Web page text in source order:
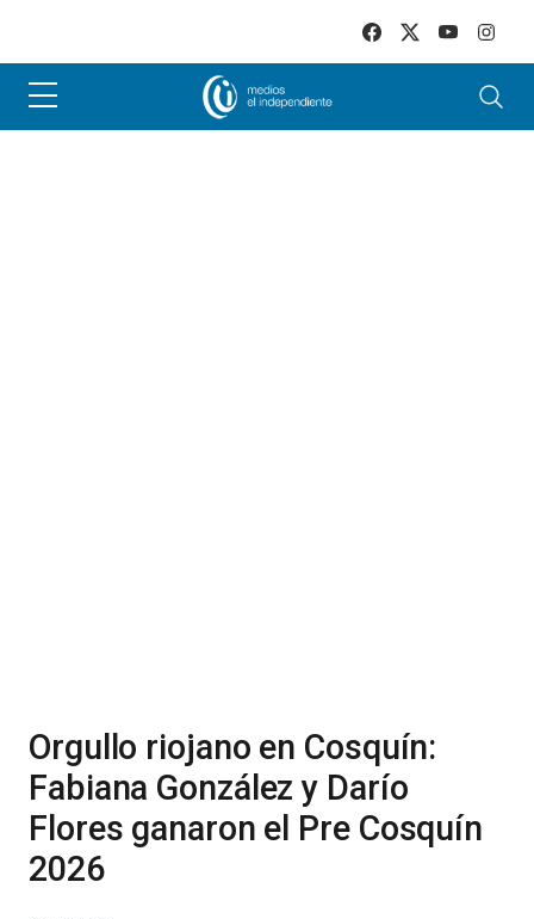
Orgullo riojano en Cosquín:
Fabiana González y Darío
Flores ganaron el Pre Cosquín
2026